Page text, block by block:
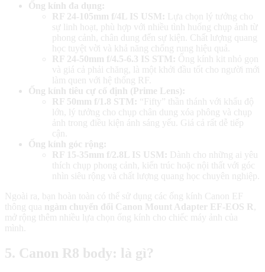
Ống kính đa dụng:
RF 24-105mm f/4L IS USM: Lựa chọn lý tưởng cho
sự linh hoạt, phù hợp với nhiều tình huống chụp ảnh từ
phong cảnh, chân dung đến sự kiện. Chất lượng quang
học tuyệt vời và khả năng chống rung hiệu quả.
RF 24-50mm f/4.5-6.3 IS STM: Ống kính kit nhỏ gọn
và giá cả phải chăng, là một khởi đầu tốt cho người mới
làm quen với hệ thống RF.
Ống kính tiêu cự cố định (Prime Lens):
RF 50mm f/1.8 STM: “Fifty” thần thánh với khẩu độ
lớn, lý tưởng cho chụp chân dung xóa phông và chụp
ảnh trong điều kiện ánh sáng yếu. Giá cả rất dễ tiếp
cận.
Ống kính góc rộng:
RF 15-35mm f/2.8L IS USM: Dành cho những ai yêu
thích chụp phong cảnh, kiến trúc hoặc nội thất với góc
nhìn siêu rộng và chất lượng quang học chuyên nghiệp.
Ngoài ra, bạn hoàn toàn có thể sử dụng các ống kính Canon EF
thông qua ngàm chuyển đổi Canon Mount Adapter EF-EOS R
mở rộng thêm nhiều lựa chọn ống kính cho chiếc máy ảnh của
mình.
5. Canon R8 body: là gì?